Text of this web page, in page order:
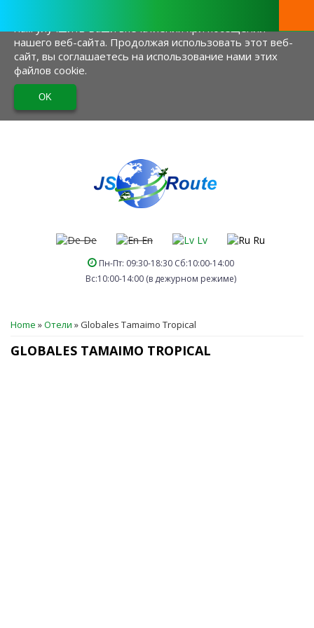
нам улучшить Ваши впечатления при посещении
нашего веб-сайта. Продолжая использовать этот веб-
сайт, вы соглашаетесь на использование нами этих
файлов cookie.
De En Lv Ru
Пн-Пт: 09:30-18:30 Сб:10:00-14:00
Вс:10:00-14:00 (в дежурном режиме)
ВЫ ЗДЕСЬ
Home »Отели »Globales Tamaimo Tropical
GLOBALES TAMAIMO TROPICAL